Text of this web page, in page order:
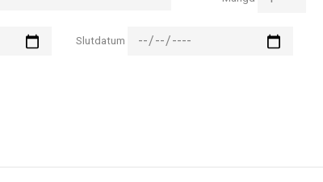
Slutdatum